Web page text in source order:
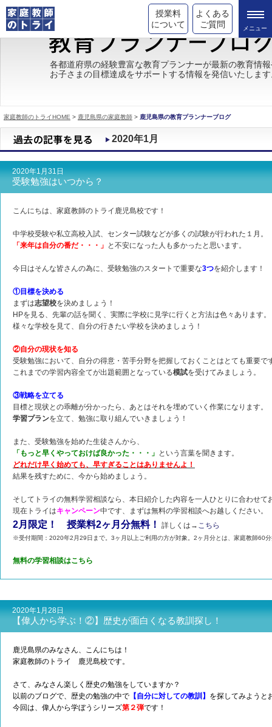
授業料
について
よくある
ご質問
トライの教育理念
成績が上がる理由
都道府県別情報
合格体験談
キャンペーン情報
各都道府県の経験豊富な教育プランナーが最新の教育情
お子さまの目標達成をサポートする情報を発信いたしま
家庭教師のトライHOME > 鹿児島県の家庭教師 > 鹿児島県の教育プランナーブログ
2020年1月
2020年1月31日
受験勉強はいつから？
こんにちは、家庭教師のトライ鹿児島校です！
中学校受験や私立高校入試、センター試験などが多くの試験が行われた１月。
「来年は自分の番だ・・・」 と不安になった人も多かったと思います。
今日はそんな皆さんの為に、受験勉強のスタートで重要な3つを紹介します！
①目標を決める
まずは志望校を決めましょう！
HPを見る、先輩の話を聞く、実際に学校に見学に行くと方法は色々あります。
様々な学校を見て、自分の行きたい学校を決めましょう！
②自分の現状を知る
受験勉強において、自分の得意・苦手分野を把握しておくことはとても重要で
これまでの学習内容全てが出題範囲となっている模試を受けてみましょう。
③戦略を立てる
目標と現状との乖離が分かったら、あとはそれを埋めていく作業になります。
学習プランを立て、勉強に取り組んでいきましょう！
また、受験勉強を始めた生徒さんから、
「もっと早くやっておけば良かった・・・」 という言葉を聞きます。
どれだけ早く始めても、早すぎることはありませんよ！
結果を残すために、今から始めましょう。
そしてトライの無料学習相談なら、本日紹介した内容を一人ひとりに合わせて
現在トライはキャンペーン中です、まずは無料の学習相談へお越しください。
2月限定！ 授業料2ヶ月分無料！ 詳しくは→ こちら
※受付期間：2020年2月29日まで。3ヶ月以上ご利用の方が対象。2ヶ月分とは、家庭教師60
無料の学習相談はこちら
2020年1月28日
【偉人から学ぶ！②】歴史が面白くなる教訓探し！
鹿児島県のみなさん、こんにちは！
家庭教師のトライ 鹿児島校です。
さて、みなさん楽しく歴史の勉強をしていますか？
以前のブログで、歴史の勉強の中で 【自分に対しての教訓】 を探してみようと
今回は、偉人から学ぼうシリーズ第２弾です！